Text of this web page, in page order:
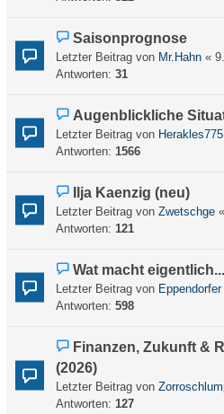
Saisonprognose
Letzter Beitrag von Mr.Hahn «
Antworten: 31
Augenblickliche
Letzter Beitrag von Herakles775
Antworten: 1566
Ilja Kaenzig (neu)
Letzter Beitrag von Zwetschge «
Antworten: 121
Wat macht
Letzter Beitrag von Eppendorfer
Antworten: 598
Finanzen, Zukunft &
(2026)
Letzter Beitrag von
Antworten: 127